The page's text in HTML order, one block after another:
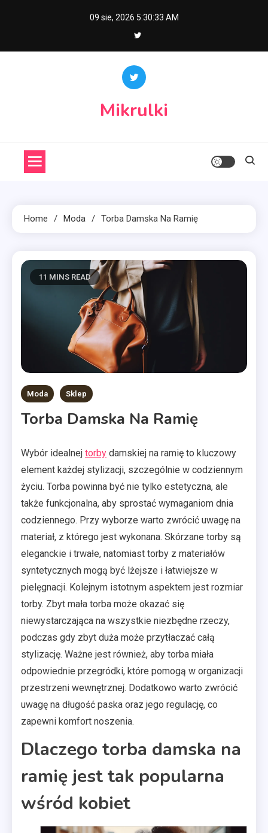
09 sie, 2026 5:30:33 AM
Mikrulki
Home Moda Torba Damska Na Ramię
11 MINS READ
Moda Sklep
Torba Damska Na Ramię
Wybór idealnej torby damskiej na ramię to kluczowy
element każdej stylizacji, szczególnie w codziennym
życiu. Torba powinna być nie tylko estetyczna, ale
także funkcjonalna, aby sprostać wymaganiom dnia
codziennego. Przy wyborze warto zwrócić uwagę na
materiał, z którego jest wykonana. Skórzane torby są
eleganckie i trwałe, natomiast torby z materiałów
syntetycznych mogą być lżejsze i łatwiejsze w
pielęgnacji. Kolejnym istotnym aspektem jest rozmiar
torby. Zbyt mała torba może okazać się
niewystarczająca na wszystkie niezbędne rzeczy,
podczas gdy zbyt duża może przytłaczać całą
stylizację. Ważne jest również, aby torba miała
odpowiednie przegródki, które pomogą w organizacji
przestrzeni wewnętrznej. Dodatkowo warto zwrócić
uwagę na długość paska oraz jego regulację, co
zapewni komfort noszenia.
Dlaczego torba damska na
ramię jest tak popularna
wśród kobiet